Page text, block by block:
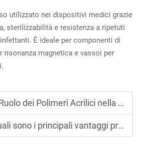
utilizzato nei dispositivi medici grazie
sterilizzabilità e resistenza a ripetuti
È ideale per componenti di
risonanza magnetica e vassoi per
dei Polimeri Acrilici nella Chimica Verde
i principali vantaggi prestazionali dell'adesivo acrilico a base acquosa sensibile alla pressione nelle applicazioni di imballaggio?